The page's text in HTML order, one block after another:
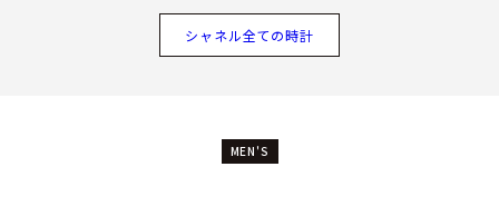
シャネル全ての時計
MEN'S